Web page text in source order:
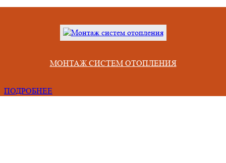
МОНТАЖ СИСТЕМ ОТОПЛЕНИЯ
ПОДРОБНЕЕ